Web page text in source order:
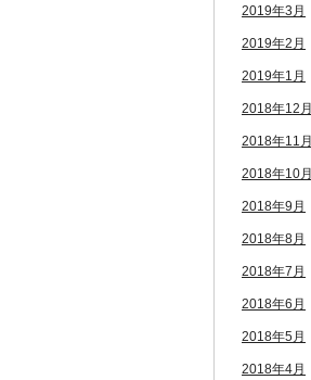
2019年3月
2019年2月
2019年1月
2018年12月
2018年11月
2018年10月
2018年9月
2018年8月
2018年7月
2018年6月
2018年5月
2018年4月